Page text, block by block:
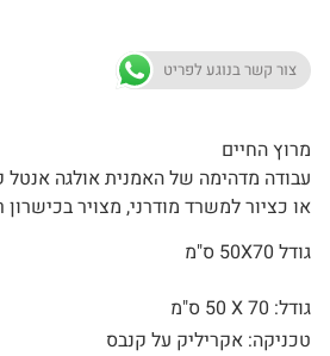
צור קשר בנוגע לפריט
מרוץ החיים
עבודה מדהימה של האמנית אולגה אנטל
או כציור למשרד מודרני, מצויר בכישרון
גודל 50X70 ס"מ
גודל: 70 X
50 ס"מ
טכניקה: אקריליק על קנבס